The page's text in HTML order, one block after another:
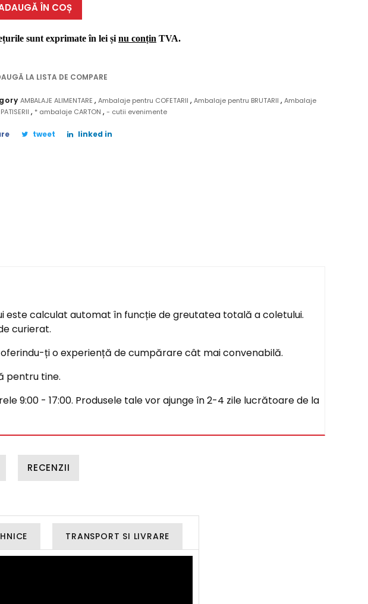
ÎN COȘ
sunt exprimate în lei și nu conțin TVA.
LA LISTA DE COMPARE
AMBALAJE ALIMENTARE,Ambalaje pentru COFETARII,Ambalaje pentru BRUTARII,Ambalaje
, * ambalaje CARTON , - cutii evenimente
tweet linked in
calculat automat în funcție de greutatea totală a coletului.
curierat.
ți o experiență de cumpărare cât mai convenabilă.
pentru tine.
9:00 - 17:00. Produsele tale vor ajunge în 2-4 zile lucrătoare de la
RECENZII
TRANSPORT SI LIVRARE